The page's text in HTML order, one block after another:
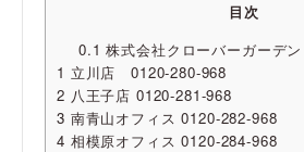
目次
0.1 株式会社クローバーガーデン
1 立川店 0120-280-968
2 八王子店 0120-281-968
3 南青山オフィス 0120-282-968
4 相模原オフィス 0120-284-968